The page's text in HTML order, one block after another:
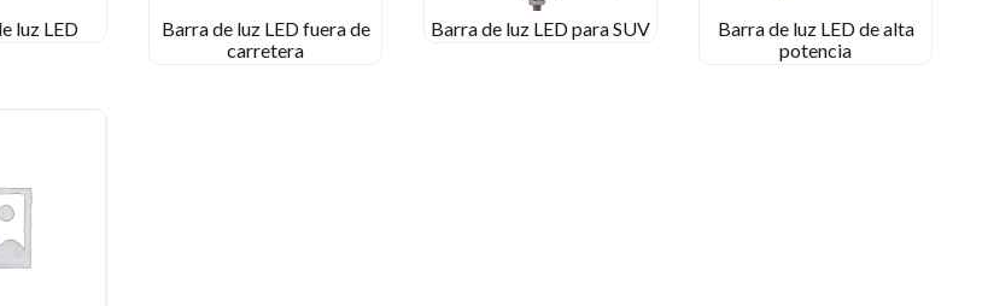
luz LED
Barra de luz LED fuera de
carretera
Barra de luz LED para SUV
Barra de luz LED de alta
potencia